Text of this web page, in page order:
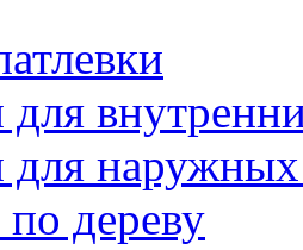
наружных
дереву